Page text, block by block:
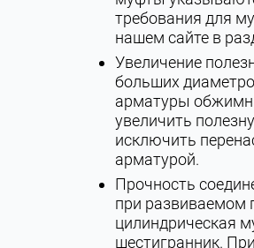
требования для
нашем сайте в
Увеличение
больших
арматуры
увеличить
исключить
арматурой.
Прочность
при развиваемом
цилиндрическая
шестигранник.